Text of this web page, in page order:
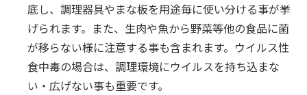
底し、調理器具やまな板を用途毎に使い分ける事が挙
げられます。また、生肉や魚から野菜等他の食品に菌
が移らない様に注意する事も含まれます。ウイルス性
食中毒の場合は、調理環境にウイルスを持ち込まな
い・広げない事も重要です。